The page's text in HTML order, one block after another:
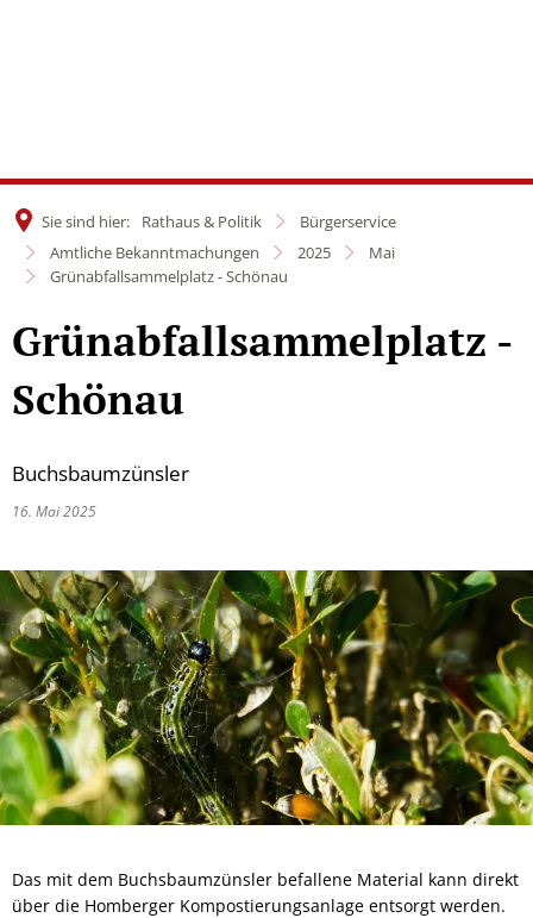
Sie sind hier: Rathaus & Politik
Bürgerservice
Amtliche Bekanntmachungen
2025
Mai
Grünabfallsammelplatz - Schönau
Grünabfallsammelplatz -
Schönau
Buchsbaumzünsler
16. Mai 2025
Das mit dem Buchsbaumzünsler befallene Material kann direkt
über die Homberger Kompostierungsanlage entsorgt werden.